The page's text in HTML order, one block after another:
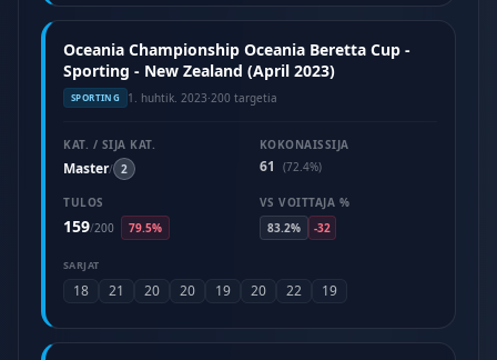
Oceania Championship Oceania Beretta Cup -
Sporting - New Zealand (April 2023)
SPORTING 1. huhtik. 2023·200 targetia
KAT. / SIJA KAT.
Master/ 2
KOKONAISSIJA
61 (72.4%)
TULOS
159/200 79.5%
VS VOITTAJA %
83.2%
-32
SARJAT
18 21 20 20 19 20 22 19